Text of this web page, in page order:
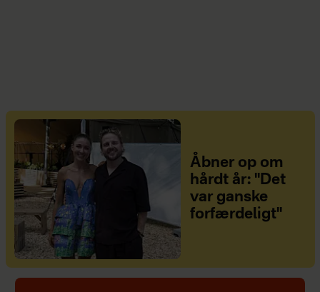
Åbner op om
hårdt år: "Det
var ganske
forfærdeligt"